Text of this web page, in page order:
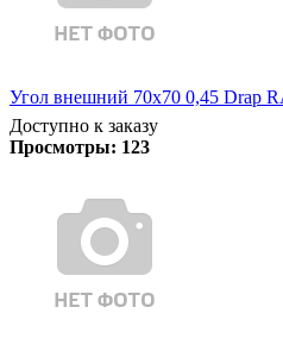
Угол внешний 70х70 0,45 Drap
Доступно к заказу
Просмотры: 123